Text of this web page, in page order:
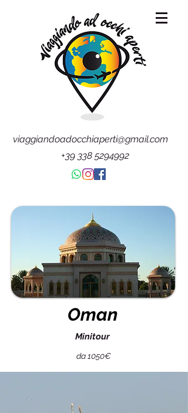
viaggiandoadocchiaperti@gmail.com
+39 338 5294992
Oman
Minitour
da 1050€